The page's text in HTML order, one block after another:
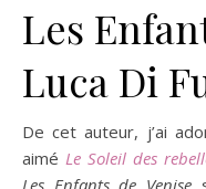
Les
Luca Di
De cet auteur, j’ai
aimé Le Soleil des
Les Enfants de Venise